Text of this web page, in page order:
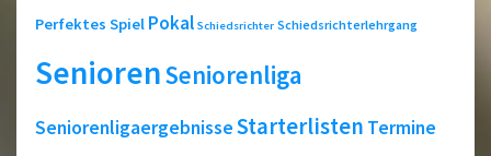
Perfektes Spiel Pokal Schiedsrichter Schiedsrichterlehrgang
SeniorenSeniorenliga
SeniorenligaergebnisseStarterlisten Termine